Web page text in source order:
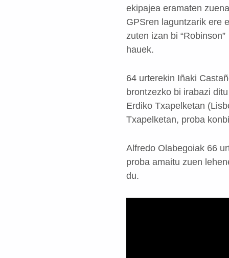
ekipajea eramaten
GPSren laguntzarik ere
zuten izan bi “Robinson”
hauek.
64 urterekin Iñaki
brontzezko bi irabazi
Erdiko Txapelketan
Txapelketan, proba
Alfredo Olabegoiak 66
proba amaitu zuen
du.